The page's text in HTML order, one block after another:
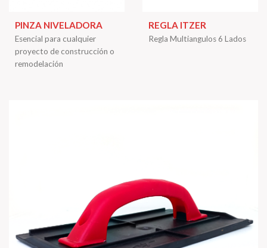
PINZA NIVELADORA
Esencial para cualquier
proyecto de construcción o
remodelación
REGLA ITZER
Regla Multiangulos 6 Lados